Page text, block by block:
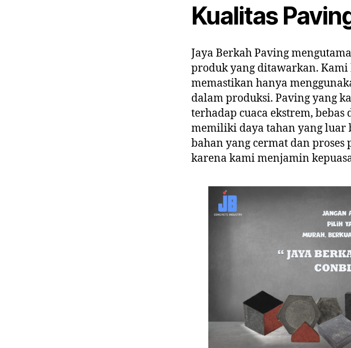
Kualitas
Jaya Berkah Paving
produk yang ditawarkan. Kami
memastikan hanya
dalam produksi. Paving yang
terhadap cuaca ekstrem, bebas
memiliki daya tahan yang luar
bahan yang cermat dan
karena kami menjamin